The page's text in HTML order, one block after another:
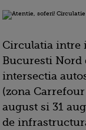
Circulatia intre
Bucuresti Nord
intersectia
(zona
august si 31
de